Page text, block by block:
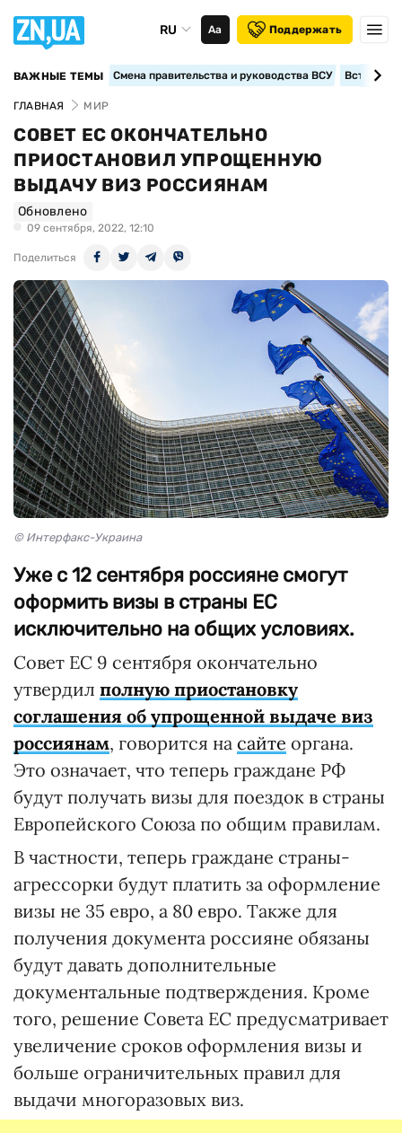
RU Аа Поддержать
ВАЖНЫЕ ТЕМЫ Смена правительства и руководства ВСУ
ГЛАВНАЯ МИР
СОВЕТ ЕС ОКОНЧАТЕЛЬНО
ПРИОСТАНОВИЛ УПРОЩЕННУЮ
ВЫДАЧУ ВИЗ РОССИЯНАМ
Обновлено
09 сентября, 2022, 12:10
Поделиться
© Интерфакс-Украина
Уже с 12 сентября россияне смогут
оформить визы в страны ЕС
исключительно на общих условиях.
Совет ЕС 9 сентября окончательно
утвердил полную приостановку
соглашения об упрощенной выдаче виз
россиянам, говорится на сайте органа.
Это означает, что теперь граждане РФ
будут получать визы для поездок в страны
Европейского Союза по общим правилам.
В частности, теперь граждане страны-
агрессорки будут платить за оформление
визы не 35 евро, а 80 евро. Также для
получения документа россияне обязаны
будут давать дополнительные
документальные подтверждения. Кроме
того, решение Совета ЕС предусматривает
увеличение сроков оформления визы и
больше ограничительных правил для
выдачи многоразовых виз.